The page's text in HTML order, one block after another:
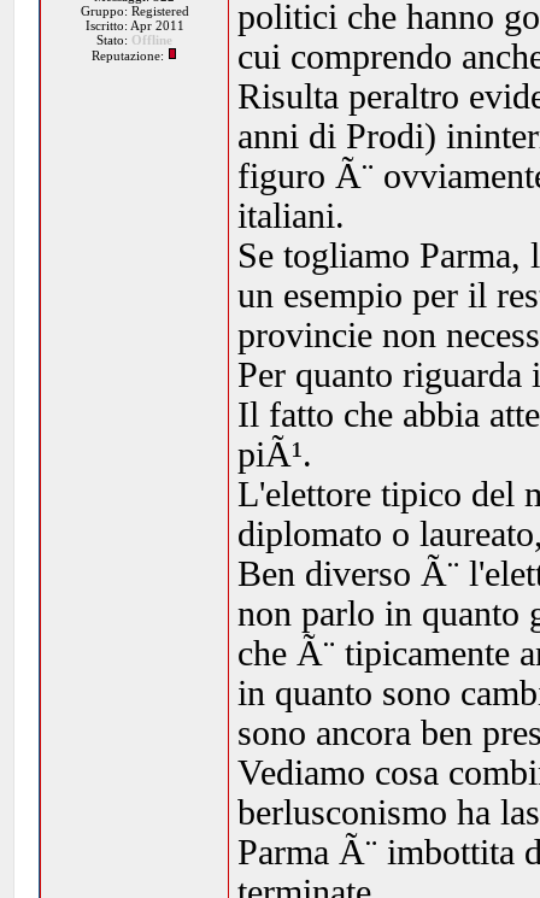
Gruppo: Registered
Iscritto: Apr 2011
Stato: Offline
Reputazione:
politici che hanno
cui comprendo
Risulta peraltro
anni di Prodi)
figuro Ã¨
italiani.
Se togliamo
un esempio per il
provincie non
Per quanto
Il fatto che abbia
piÃ¹.
L'elettore tipico del
diplomato o
Ben diverso Ã¨
non parlo in quanto
che Ã¨ tipicamente
in quanto sono
sono ancora ben
Vediamo cosa
berlusconismo ha
Parma Ã¨ imbottita